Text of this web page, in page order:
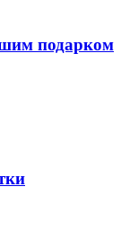
подарком